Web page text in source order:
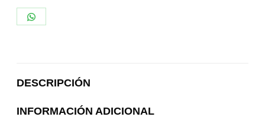
DESCRIPCIÓN
INFORMACIÓN ADICIONAL